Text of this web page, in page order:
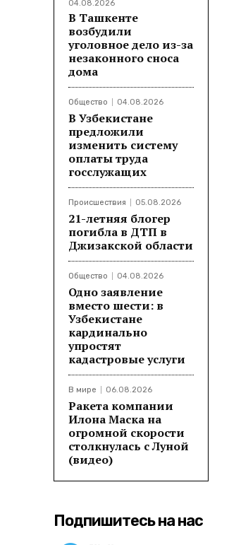
04.08.2026
В Ташкенте
возбудили
уголовное дело из-за
незаконного сноса
дома
Общество 04.08.2026
В Узбекистане
предложили
изменить систему
оплаты труда
госслужащих
Происшествия 05.08.2026
21-летняя блогер
погибла в ДТП в
Джизакской области
Общество 04.08.2026
Одно заявление
вместо шести: в
Узбекистане
кардинально
упростят
кадастровые услуги
В мире 06.08.2026
Ракета компании
Илона Маска на
огромной скорости
столкнулась с Луной
(видео)
Подпишитесь на нас